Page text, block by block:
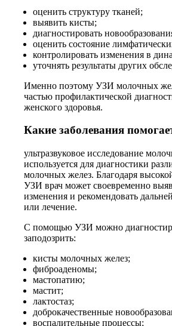
оценить структуру тканей;
выявить кисты;
диагностировать
оценить состояние
контролировать изменения в
уточнять результаты других
Именно поэтому УЗИ молочных
частью профилактической
женского здоровья.
Какие заболевания
ультразвуковое исследование
используется для диагностики
молочных желез. Благодаря
УЗИ врач может своевременно
изменения и рекомендовать
или лечение.
С помощью УЗИ можно
заподозрить:
кисты молочных желез;
фиброаденомы;
мастопатию;
мастит;
лактостаз;
доброкачественные
воспалительные процессы;